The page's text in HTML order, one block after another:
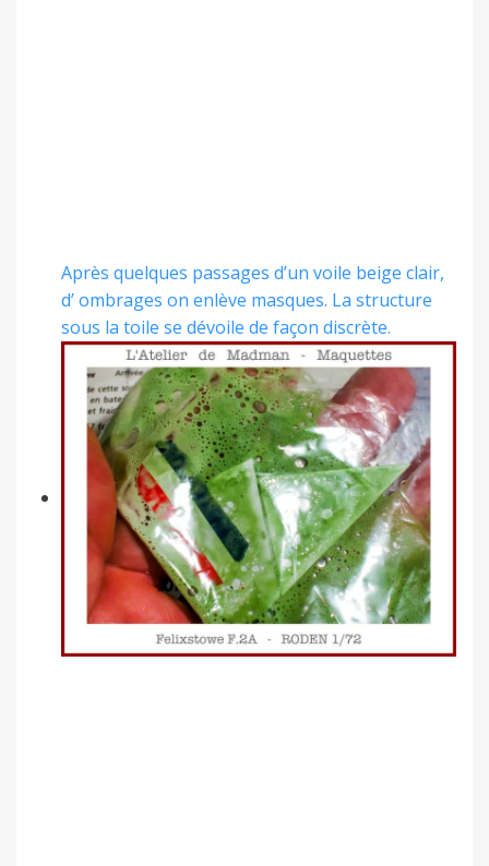
Après quelques passages d’un voile beige clair,
d’ ombrages on enlève masques. La structure
sous la toile se dévoile de façon discrète.